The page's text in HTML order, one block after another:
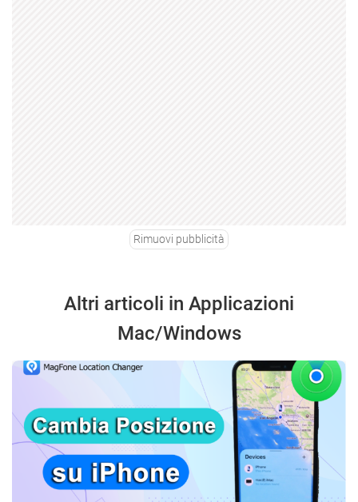
Rimuovi pubblicità
Altri articoli in Applicazioni
Mac/Windows